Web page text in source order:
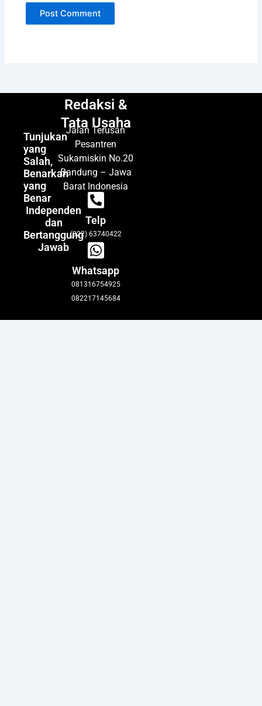
Tunjukan
yang
Salah,
Benarkan
yang
Benar
Independen
dan
Bertanggung
Jawab
Redaksi &
Tata Usaha
Jalan Terusan
Pesantren
Sukamiskin No.20
Bandung – Jawa
Barat Indonesia
Telp
(022) 63740422
Whatsapp
081316754925
082217145684